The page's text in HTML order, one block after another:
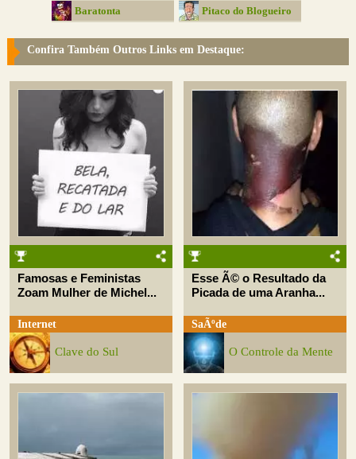
Baratonta Pitaco do Blogueiro
Confira Também Outros Links em Destaque:
Famosas e Feministas
Zoam Mulher de Michel...
Internet
Clave do Sul
Esse Ã© o Resultado da
Picada de uma Aranha...
SaÃºde
O Controle da Mente